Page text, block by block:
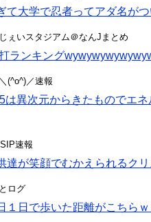
て大学で忍者ってアダ名が
ぇいスタジアム＠なんJまとめ
ランキング
(^o^)／速報
は異次元からきたものでエ
速報
達が笑顔でむかえられるクリ
ログ
１日で歩いた距離がこちら